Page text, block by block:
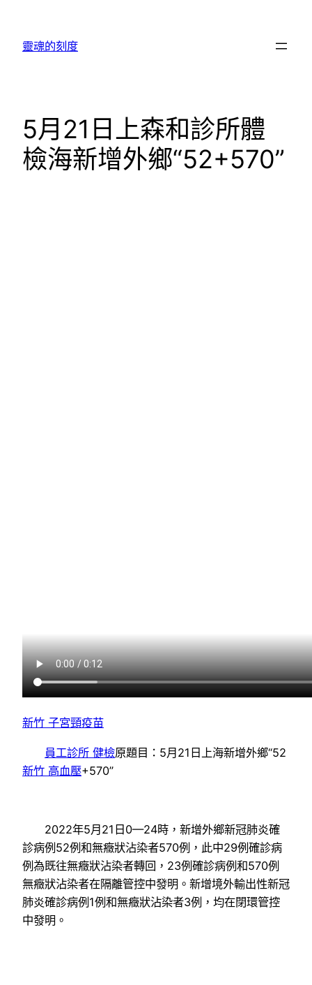
靈魂的刻度
5月21日上森和診所體
檢海新增外鄉“52+570”
新竹 子宮頸疫苗
員工診所 健檢原題目：5月21日上海新增外鄉“52
新竹 高血壓+570”
2022年5月21日0—24時，新增外鄉新冠肺炎確
診病例52例和無癥狀沾染者570例，此中29例確診病
例為既往無癥狀沾染者轉回，23例確診病例和570例
無癥狀沾染者在隔離管控中發明。新增境外輸出性新冠
肺炎確診病例1例和無癥狀沾染者3例，均在閉環管控
中發明。